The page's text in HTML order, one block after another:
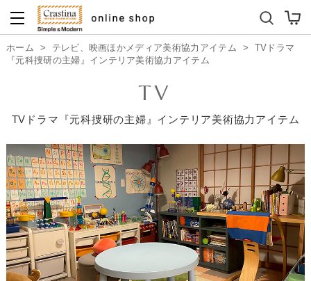
ダイニングテーブルセット
ホーム > テレビ、映画ほかメディア美術協力アイテム >
TVドラマ
『元科捜研の主婦』インテリア美術協力アイテム
TV
TVドラマ『元科捜研の主婦』インテリア美術協力アイテム